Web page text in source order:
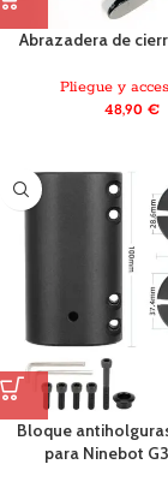
Abrazadera de
Pliegue y
48,90 €
Bloque
para Ninebot